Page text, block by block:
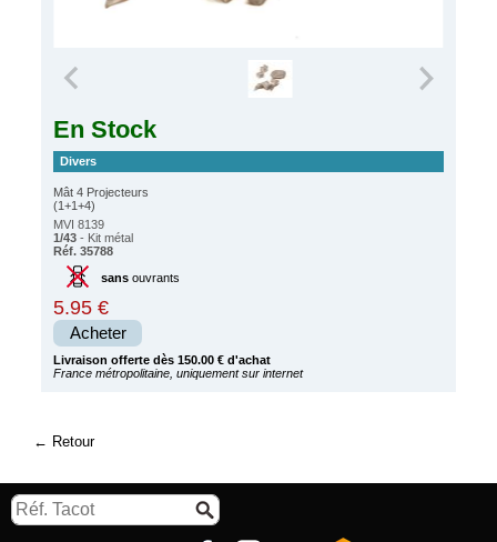
En Stock
Divers
Mât 4 Projecteurs
(1+1+4)
MVI 8139
1/43 - Kit métal
Réf. 35788
sansouvrants
5.95 €
Acheter
Livraison offerte dès 150.00 € d'achat
France métropolitaine, uniquement sur internet
Retour